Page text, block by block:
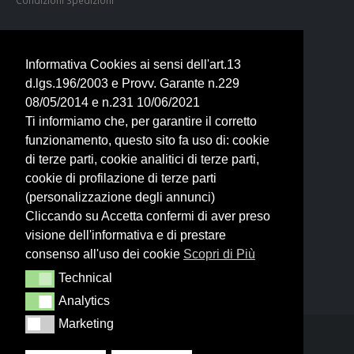
Tel. 0744 400401
+39 351 6192900
armeriaitalia@libero.it
LUN 15:30 - 19:30
Dal MAR al SAB
9:00 - 13:00 | 15:30 - 19:30
Domenica chiuso
ARMERIA ITALIA SRL
Via B. Brin, 74 - TERNI - ITALIA
P.IVA 01649090550
N.REA TR-113722
© Copyright 2025 All Rights Reserved.
Informativa Cookies ai sensi dell'art.13
d.lgs.196/2003 e Provv. Garante n.229
08/05/2014 e n.231 10/06/2021
Ti informiamo che, per garantire il corretto
funzionamento, questo sito fa uso di: cookie
di terze parti, cookie analitici di terze parti,
cookie di profilazione di terze parti
(personalizzazione degli annunci)
Cliccando su Accetta confermi di aver preso
visione dell'informativa e di prestare
consenso all'uso dei cookie Scopri di Più
TechnicalTechnical
AnalyticsAnalytics
MarketingMarketing